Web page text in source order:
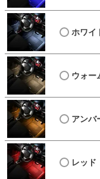
ホワイ
ウォー
アンバ
レッド